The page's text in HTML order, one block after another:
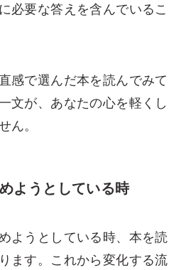
必要な答えを含んでいるこ
感で選んだ本を読んでみて
文が、あなたの心を軽くし
ん。
ようとしている時
ようとしている時、本を読
ます。これから変化する流